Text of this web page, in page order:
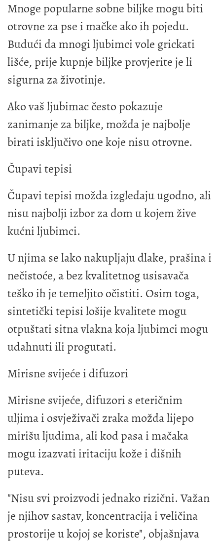
Mnoge popularne sobne biljke mogu biti
otrovne za pse i mačke ako ih pojedu.
Budući da mnogi ljubimci vole grickati
lišće, prije kupnje biljke provjerite je li
sigurna za životinje.
Ako vaš ljubimac često pokazuje
zanimanje za biljke, možda je najbolje
birati isključivo one koje nisu otrovne.
Čupavi tepisi
Čupavi tepisi možda izgledaju ugodno, ali
nisu najbolji izbor za dom u kojem žive
kućni ljubimci.
U njima se lako nakupljaju dlake, prašina i
nečistoće, a bez kvalitetnog usisavača
teško ih je temeljito očistiti. Osim toga,
sintetički tepisi lošije kvalitete mogu
otpuštati sitna vlakna koja ljubimci mogu
udahnuti ili progutati.
Mirisne svijeće i difuzori
Mirisne svijeće, difuzori s eteričnim
uljima i osvježivači zraka možda lijepo
mirišu ljudima, ali kod pasa i mačaka
mogu izazvati iritaciju kože i dišnih
puteva.
"Nisu svi proizvodi jednako rizični. Važan
je njihov sastav, koncentracija i veličina
prostorije u kojoj se koriste", objašnjava